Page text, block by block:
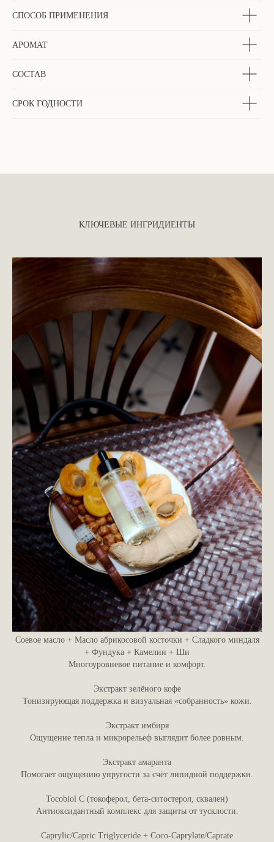
СПОСОБ ПРИМЕНЕНИЯ
АРОМАТ
СОСТАВ
СРОК ГОДНОСТИ
КЛЮЧЕВЫЕ ИНГРИДИЕНТЫ
Соевое масло + Масло абрикосовой косточки + Сладкого миндаля
+ Фундука + Камелии + Ши
Многоуровневое питание и комфорт.
Экстракт зелёного кофе
Тонизирующая поддержка и визуальная «собранность» кожи.
Экстракт имбиря
Ощущение тепла и микрорельеф выглядит более ровным.
Экстракт амаранта
Помогает ощущению упругости за счёт липидной поддержки.
Tocobiol C (токоферол, бета-ситостерол, сквален)
Антиоксидантный комплекс для защиты от тусклости.
Caprylic/Capric Triglyceride + Coco-Caprylate/Caprate